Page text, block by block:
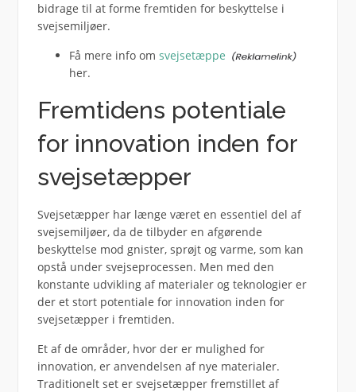
bidrage til at forme fremtiden for beskyttelse i
svejsemiljøer.
Få mere info om svejsetæppe
her.
Fremtidens potentiale
for innovation inden for
svejsetæpper
Svejsetæpper har længe været en essentiel del af
svejsemiljøer, da de tilbyder en afgørende
beskyttelse mod gnister, sprøjt og varme, som kan
opstå under svejseprocessen. Men med den
konstante udvikling af materialer og teknologier er
der et stort potentiale for innovation inden for
svejsetæpper i fremtiden.
Et af de områder, hvor der er mulighed for
innovation, er anvendelsen af nye materialer.
Traditionelt set er svejsetæpper fremstillet af